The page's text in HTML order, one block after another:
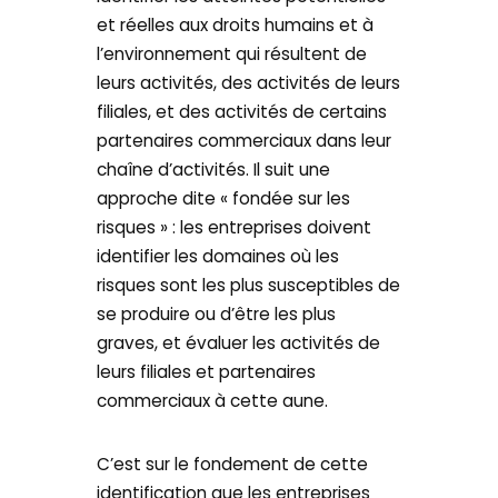
et réelles aux droits humains et à
l’environnement qui résultent de
leurs activités, des activités de leurs
filiales, et des activités de certains
partenaires commerciaux dans leur
chaîne d’activités. Il suit une
approche dite « fondée sur les
risques » : les entreprises doivent
identifier les domaines où les
risques sont les plus susceptibles de
se produire ou d’être les plus
graves, et évaluer les activités de
leurs filiales et partenaires
commerciaux à cette aune.
C’est sur le fondement de cette
identification que les entreprises